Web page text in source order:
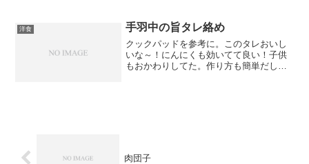
け散らしました。ご飯が...
洋食 手羽中の旨タレ絡め
クックパッドを参考に。このタレおいし
いな～！にんにくも効いてて良い！子供
もおかわりしてた。作り方も簡単だし、
肉団子